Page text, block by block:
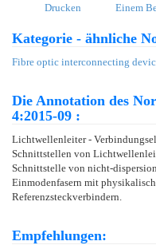
Drucken Einem
Kategorie - ähnliche
Fibre optic interconnecting
Die Annotation des
4:2015-09 :
Lichtwellenleiter -
Schnittstellen von
Schnittstelle von nicht-
Einmodenfasern mit
Referenzsteckverbindern.
Empfehlungen: